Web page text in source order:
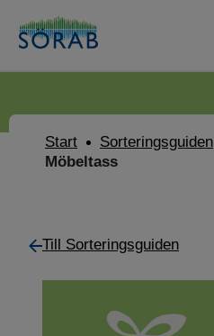
Start Sorteringsguiden
Möbeltass
Till Sorteringsguiden